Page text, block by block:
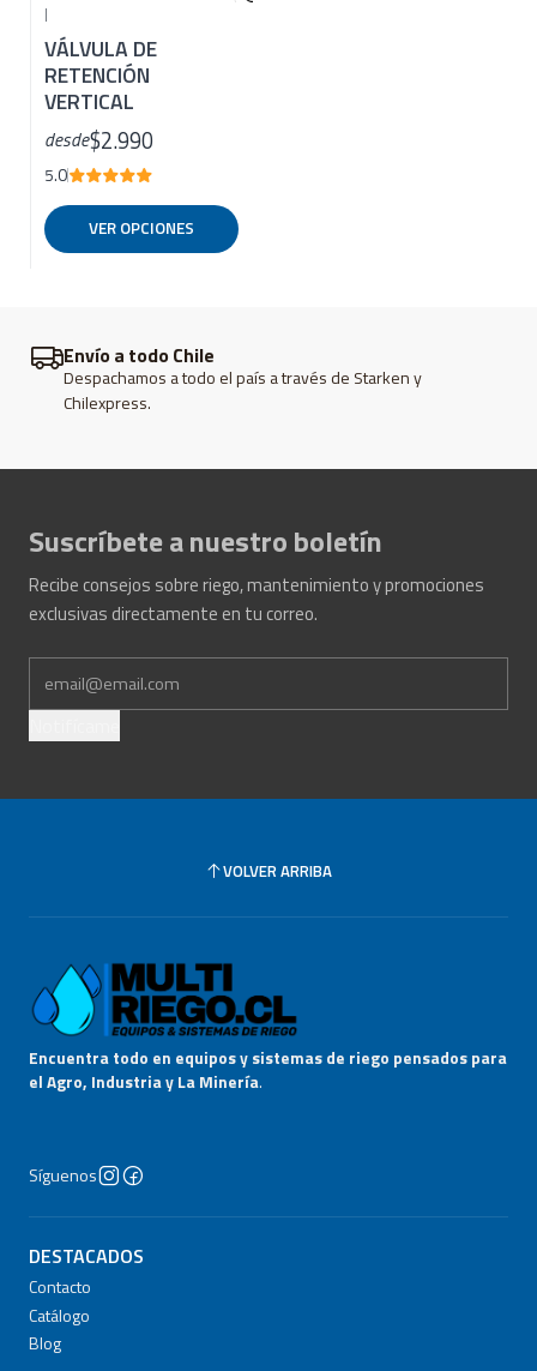
|
VÁLVULA DE
RETENCIÓN
VERTICAL
desde$2.990
5.0
VER OPCIONES
Envío a todo Chile
Despachamos a todo el país a través de Starken y
Chilexpress.
Suscríbete a nuestro boletín
Recibe consejos sobre riego, mantenimiento y promociones
exclusivas directamente en tu correo.
VOLVER ARRIBA
Encuentra todo en equipos y sistemas de riego pensados para
el Agro, Industria y La Minería.
Síguenos
DESTACADOS
Contacto
Catálogo
Blog